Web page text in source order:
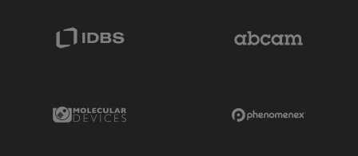
IDBS Link
Molecular Devices Link